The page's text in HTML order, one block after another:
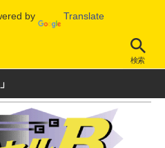
by Translate
検索